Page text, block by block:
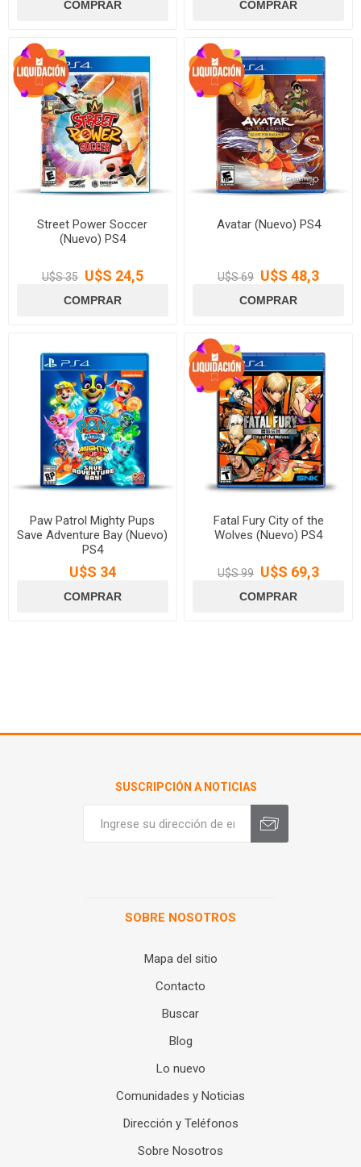
Street Power Soccer
(Nuevo) PS4
U$S 35 U$S 24,5
Avatar (Nuevo) PS4
U$S 69 U$S 48,3
Paw Patrol Mighty Pups
Save Adventure Bay (Nuevo)
PS4
U$S 34
Fatal Fury City of the
Wolves (Nuevo) PS4
U$S 99 U$S 69,3
SUSCRIPCIÓN A NOTICIAS
SOBRE NOSOTROS
Mapa del sitio
Contacto
Buscar
Blog
Lo nuevo
Comunidades y Noticias
Dirección y Teléfonos
Sobre Nosotros